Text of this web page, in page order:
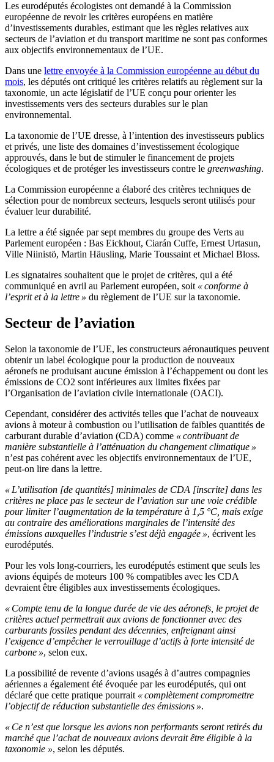
Les eurodéputés écologistes ont demandé à la Commission
européenne de revoir les critères européens en matière
d’investissements durables, estimant que les règles relatives aux
secteurs de l’aviation et du transport maritime ne sont pas conformes
aux objectifs environnementaux de l’UE.
Dans une lettre envoyée à la Commission européenne au début du
mois, les députés ont critiqué les critères relatifs au règlement sur la
taxonomie, un acte législatif de l’UE conçu pour orienter les
investissements vers des secteurs durables sur le plan
environnemental.
La taxonomie de l’UE dresse, à l’intention des investisseurs publics
et privés, une liste des domaines d’investissement écologique
approuvés, dans le but de stimuler le financement de projets
écologiques et de protéger les investisseurs contre le greenwashing.
La Commission européenne a élaboré des critères techniques de
sélection pour de nombreux secteurs, lesquels seront utilisés pour
évaluer leur durabilité.
La lettre a été signée par sept membres du groupe des Verts au
Parlement européen : Bas Eickhout, Ciarán Cuffe, Ernest Urtasun,
Ville Niinistö, Martin Häusling, Marie Toussaint et Michael Bloss.
Les signataires souhaitent que le projet de critères, qui a été
communiqué en avril au Parlement européen, soit « conforme à
l’esprit et à la lettre » du règlement de l’UE sur la taxonomie.
Secteur de l’aviation
Selon la taxonomie de l’UE, les constructeurs aéronautiques peuvent
obtenir un label écologique pour la production de nouveaux
aéronefs ne produisant aucune émission à l’échappement ou dont les
émissions de CO2 sont inférieures aux limites fixées par
l’Organisation de l’aviation civile internationale (OACI).
Cependant, considérer des activités telles que l’achat de nouveaux
avions à moteur à combustion ou l’utilisation de faibles quantités de
carburant durable d’aviation (CDA) comme « contribuant de
manière substantielle à l’atténuation du changement climatique »
n’est pas cohérent avec les objectifs environnementaux de l’UE,
peut-on lire dans la lettre.
« L’utilisation [de quantités] minimales de CDA [inscrite] dans les
critères ne place pas le secteur de l’aviation sur une voie crédible
pour limiter l’augmentation de la température à 1,5 °C, mais exige
au contraire des améliorations marginales de l’intensité des
émissions auxquelles l’industrie s’est déjà engagée », écrivent les
eurodéputés.
Pour les vols long-courriers, les eurodéputés estiment que seuls les
avions équipés de moteurs 100 % compatibles avec les CDA
devraient être éligibles aux investissements écologiques.
« Compte tenu de la longue durée de vie des aéronefs, le projet de
critères actuel permettrait aux avions de fonctionner avec des
carburants fossiles pendant des décennies, enfreignant ainsi
l’exigence d’empêcher le verrouillage d’actifs à forte intensité de
carbone », selon eux.
La possibilité de revente d’avions usagés à d’autres compagnies
aériennes a également été évoquée par les eurodéputés, qui ont
déclaré que cette pratique pourrait « complètement compromettre
l’objectif de réduction substantielle des émissions ».
« Ce n’est que lorsque les avions non performants seront retirés du
marché que l’achat de nouveaux avions devrait être éligible à la
taxonomie », selon les députés.